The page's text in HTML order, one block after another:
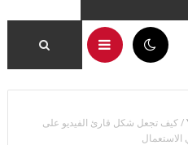
/كيف تجعل شكل قارئ الفيديو على